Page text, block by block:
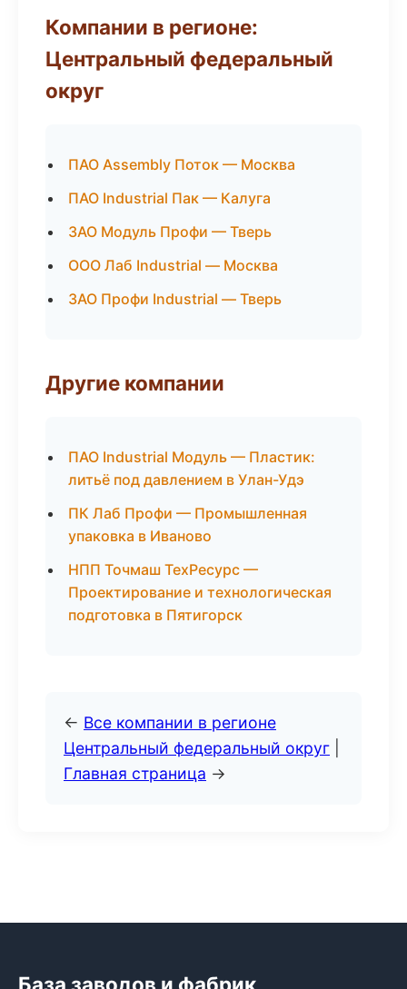
Компании в регионе:
Центральный федеральный
округ
ПАО Assembly Поток — Москва
ПАО Industrial Пак — Калуга
ЗАО Модуль Профи — Тверь
ООО Лаб Industrial — Москва
ЗАО Профи Industrial — Тверь
Другие компании
ПАО Industrial Модуль — Пластик:
литьё под давлением в Улан-Удэ
ПК Лаб Профи — Промышленная
упаковка в Иваново
НПП Точмаш ТехРесурс —
Проектирование и технологическая
подготовка в Пятигорск
← Все компании в регионе
Центральный федеральный округ
Главная страница →
База заводов и фабрик